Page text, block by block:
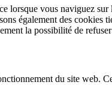
lorsque vous naviguez
également des cookies
la possibilité de
du site web.